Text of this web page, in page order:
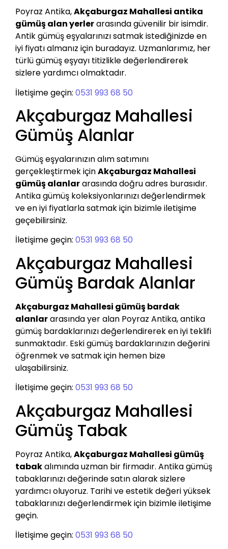
Poyraz Antika,Akçaburgaz Mahallesi antika
gümüş alan yerlerarasında güvenilir bir isimdir.
Antik gümüş eşyalarınızı satmak istediğinizde en
iyi fiyatı almanız için buradayız. Uzmanlarımız, her
türlü gümüş eşyayı titizlikle değerlendirerek
sizlere yardımcı olmaktadır.
İletişime geçin: 0531 993 68 50
Akçaburgaz Mahallesi
Gümüş Alanlar
Gümüş eşyalarınızın alım satımını
gerçekleştirmek içinAkçaburgaz Mahallesi
gümüş alanlararasında doğru adres burasıdır.
Antika gümüş koleksiyonlarınızı değerlendirmek
ve en iyi fiyatlarla satmak için bizimle iletişime
geçebilirsiniz.
İletişime geçin: 0531 993 68 50
Akçaburgaz Mahallesi
Gümüş Bardak Alanlar
Akçaburgaz Mahallesi gümüş bardak
alanlararasında yer alan Poyraz Antika, antika
gümüş bardaklarınızı değerlendirerek en iyi teklifi
sunmaktadır. Eski gümüş bardaklarınızın değerini
öğrenmek ve satmak için hemen bize
ulaşabilirsiniz.
İletişime geçin: 0531 993 68 50
Akçaburgaz Mahallesi
Gümüş Tabak
Poyraz Antika,Akçaburgaz Mahallesi gümüş
tabakalımında uzman bir firmadır. Antika gümüş
tabaklarınızı değerinde satın alarak sizlere
yardımcı oluyoruz. Tarihi ve estetik değeri yüksek
tabaklarınızı değerlendirmek için bizimle iletişime
geçin.
İletişime geçin: 0531 993 68 50